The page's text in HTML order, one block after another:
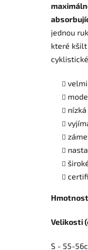
jednou
které kšilt
Velikosti
S - 55-